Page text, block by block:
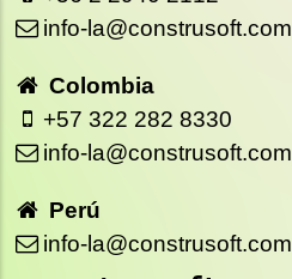
info-la@construsoft.com
Colombia
+57 322 282 8330
info-la@construsoft.com
Perú
info-la@construsoft.com